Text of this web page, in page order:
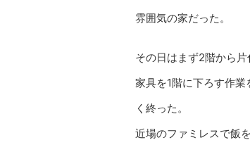
雰囲気の家だった。
その日はまず2階から
家具を1階に下ろす作
く終った。
近場のファミレスで飯